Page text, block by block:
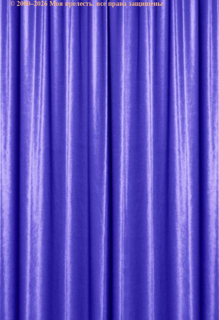
© 2000–2026 Моя прелесть. все права защищены